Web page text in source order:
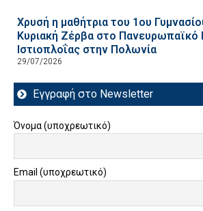
Χρυσή η μαθήτρια του 1ου
Κυριακή Ζέρβα στο
Ιστιοπλοΐας στην Πολωνία
29/07/2026
Εγγραφή στο Newsletter
Όνομα (υποχρεωτικό)
Email (υποχρεωτικό)